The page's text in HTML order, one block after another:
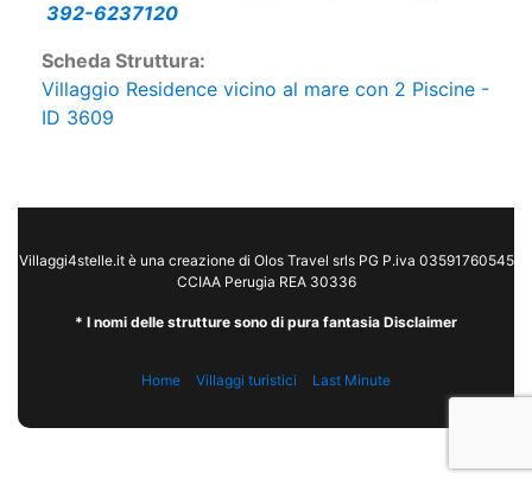
392-6237120
Scheda Struttura:
Villaggi4stelle.it è una creazione di Olos Travel srls PG P.iva 03591760545
* I nomi delle strutture sono di pura fantasia Disclaimer